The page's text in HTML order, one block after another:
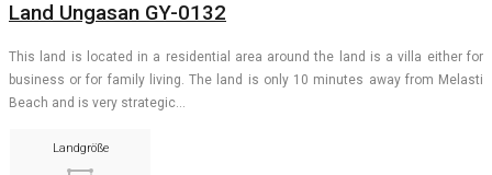
Land Ungasan GY-0132
This land is located in a residential area around the land is a villa either for
business or for family living. The land is only 10 minutes away from Melasti
Beach and is very strategic…
Landgröße